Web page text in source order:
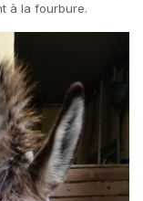
à la fourbure.